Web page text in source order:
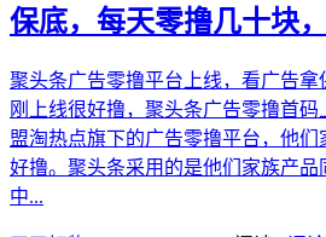
保底，每天零撸几十块
聚头条广告零撸平台上线，看广告拿
刚上线很好撸，聚头条广告零撸首
盟淘热点旗下的广告零撸平台，他
好撸。聚头条采用的是他们家族产品
中...